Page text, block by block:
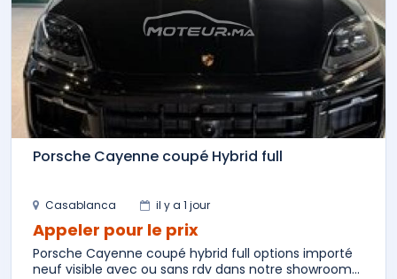
Porsche Cayenne coupé Hybrid full
Casablanca il y a 1 jour
Appeler pour le prix
Porsche Cayenne coupé hybrid full options importé
neuf visible avec ou sans rdv dans notre showroom...